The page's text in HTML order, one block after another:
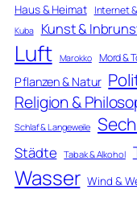
Haus & Heimat Internet
Kuba Kunst &
Luft Marokko Mord &
Pflanzen & Natur
Religion &
Schlaf & Langeweile
Städte Tabak & Alkohol
Wasser Wind &